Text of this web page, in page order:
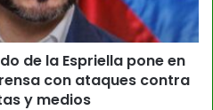
de la Espriella pone en
con ataques contra
y medios